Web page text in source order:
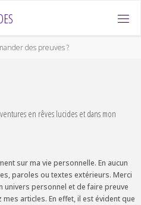
ES
des preuves ?
en rêves lucides et dans mon
sur ma vie personnelle. En aucun
paroles ou textes extérieurs. Merci
personnel et de faire preuve
articles. En effet, il est évident que